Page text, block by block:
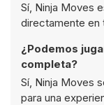
Sí, Ninja Moves
directamente en
¿Podemos
completa?
Sí, Ninja Moves
para una